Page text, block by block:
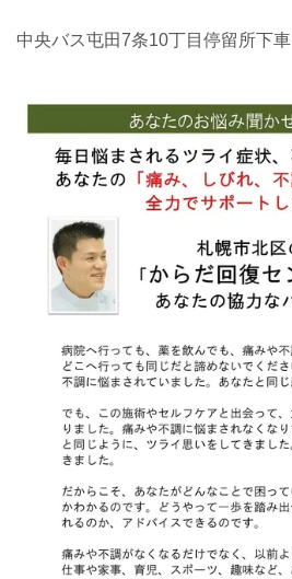
中央バス屯田7条10丁目停留所下